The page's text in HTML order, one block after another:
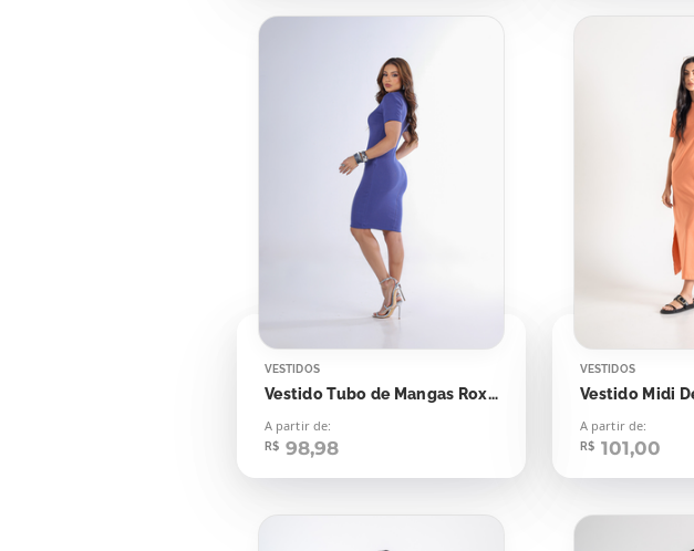
VESTIDOS
Vestido Tubo de Mangas Roxo Plasma
A partir de:
R$ 98,98
VESTIDOS
A partir de:
R$ 101,00